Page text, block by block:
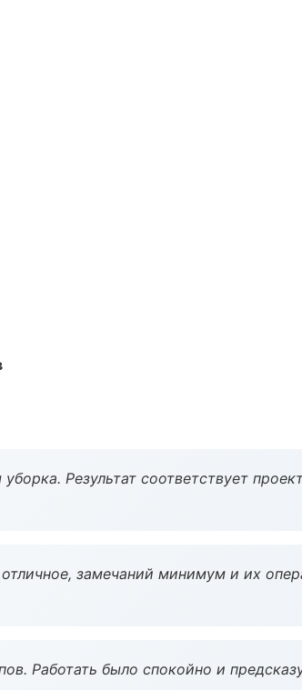
Результат соответствует
замечаний минимум и их
Работать было спокойно и